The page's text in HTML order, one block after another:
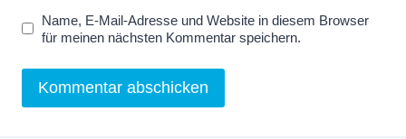
Name, E-Mail-Adresse und Website in diesem Browser
für meinen nächsten Kommentar speichern.